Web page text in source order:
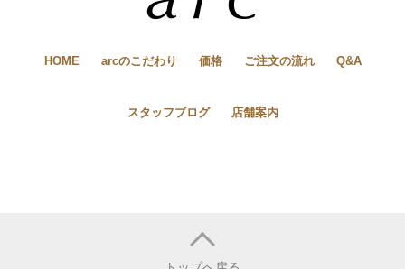
HOME arcのこだわり 価格 ご注文の流れ Q&A
スタッフブログ 店舗案内